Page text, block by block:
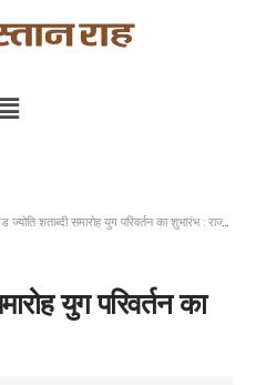
शताब्दी समारोह युग परिवर्तन का शुभारंभ : राज्यपाल
युग परिवर्तन का